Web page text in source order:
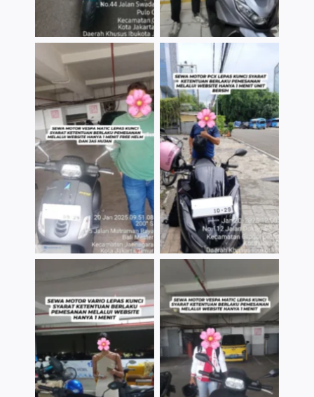
TNo Caption TNo Caption
TNo Caption TNo Caption